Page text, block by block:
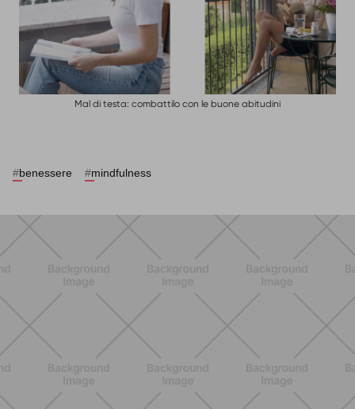
Mal di testa: combattilo con le buone abitudini
#benessere #mindfulness